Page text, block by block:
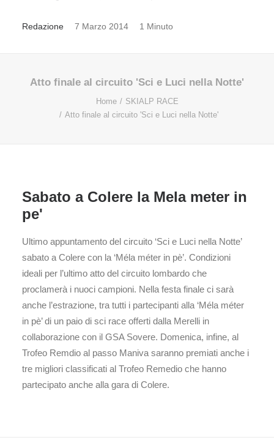
Redazione 7 Marzo 2014 1 Minuto
Atto finale al circuito 'Sci e Luci nella Notte'
Home
SKIALP RACE
Atto finale al circuito 'Sci e Luci nella Notte'
Sabato a Colere la Mela meter in
pe'
Ultimo appuntamento del circuito ‘Sci e Luci nella Notte’
sabato a Colere con la ‘Méla méter in pè’. Condizioni
ideali per l’ultimo atto del circuito lombardo che
proclamerà i nuoci campioni. Nella festa finale ci sarà
anche l’estrazione, tra tutti i partecipanti alla ‘Méla méter
in pè’ di un paio di sci race offerti dalla Merelli in
collaborazione con il GSA Sovere. Domenica, infine, al
Trofeo Remdio al passo Maniva saranno premiati anche i
tre migliori classificati al Trofeo Remedio che hanno
partecipato anche alla gara di Colere.